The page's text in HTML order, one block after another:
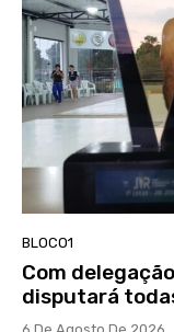
BLOCO1
Com
disputará